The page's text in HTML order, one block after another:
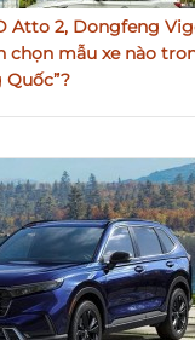
Atto 2, Dongfeng
chọn mẫu xe nào
Quốc”?